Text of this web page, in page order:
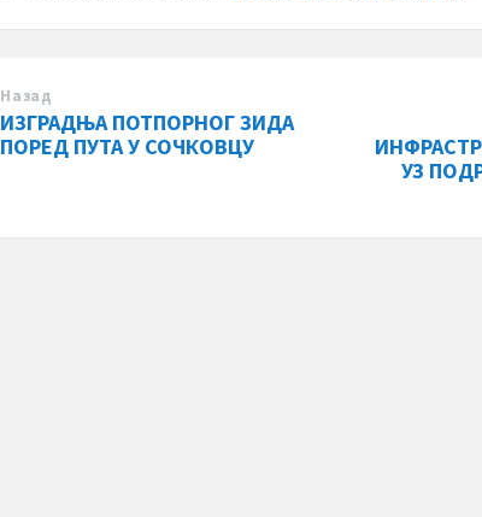
Назад
ИЗГРАДЊА ПОТПОРНОГ ЗИДА
ПОРЕД ПУТА У СОЧКОВЦУ
УЗ